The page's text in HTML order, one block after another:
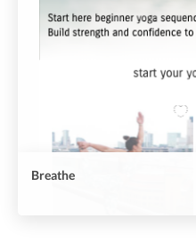
Breathe